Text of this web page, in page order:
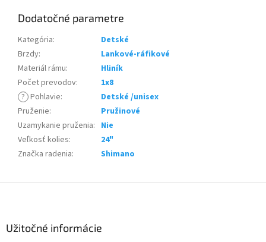
Dodatočné parametre
Kategória:
Detské
Brzdy:
Lankové-ráfikové
Materiál rámu:
Hliník
Počet prevodov:
1x8
? Pohlavie:
Detské /unisex
Pruženie:
Pružinové
Uzamykanie pruženia: Nie
Veľkosť kolies:
24"
Značka radenia: Shimano
Užitočné informácie